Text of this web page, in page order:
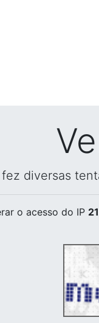
fez diversas
o acesso do IP